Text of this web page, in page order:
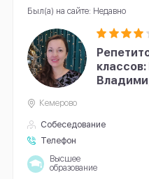
Собеседование
Телефон
Кемерово
Высшее
образование
Был(а) на сайте: Недавно